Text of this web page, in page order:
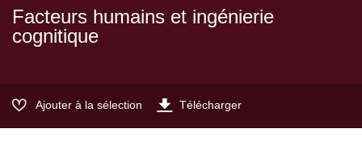
Facteurs humains et ingénierie
cognitique
Ajouter à la sélection Télécharger